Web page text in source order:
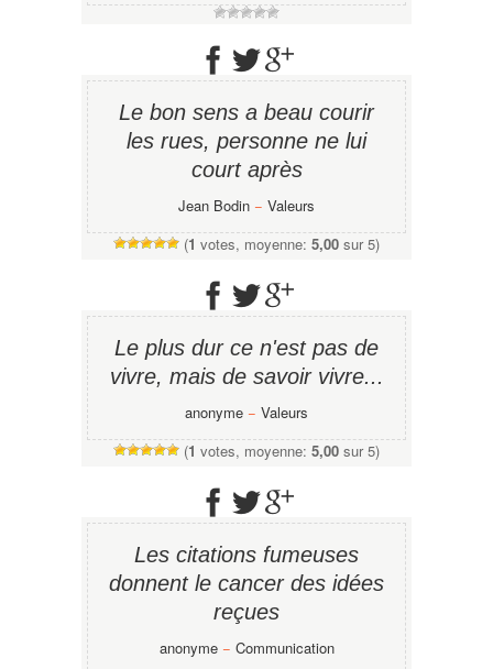
Le bon sens a beau courir
les rues, personne ne lui
court après
Jean Bodin − Valeurs
(1 votes, moyenne: 5,00 sur 5)
Le plus dur ce n'est pas de
vivre, mais de savoir vivre...
anonyme − Valeurs
(1 votes, moyenne: 5,00 sur 5)
Les citations fumeuses
donnent le cancer des idées
reçues
anonyme− Communication